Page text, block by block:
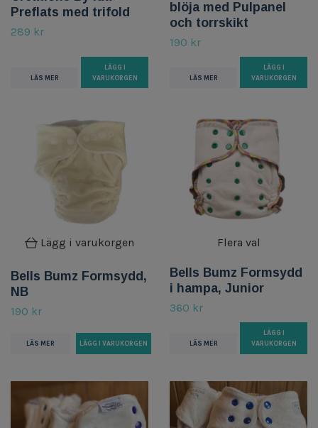
Preflats med trifold
289 kr
LÄS MER
LÄGG I
VARUKORGEN
blöja med Pulpanel
och torrskikt
190 kr
LÄS MER
LÄGG I
VARUKORGEN
Lägg i varukorgen
Bells Bumz Formsydd,
NB
190 kr
LÄS MER
Flera val
Bells Bumz Formsydd
i hampa, Junior
360 kr
LÄS MER
LÄGG I
VARUKORGEN